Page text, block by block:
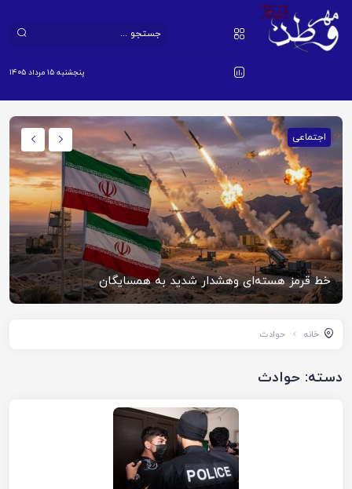
پنجشنبه ۱۵ مرداد ۱۴۰۵
اجتماعی
خط قرمز هسته‌ای وهشدار شدید به همسایگان
خانه حوادث
دسته: حوادث